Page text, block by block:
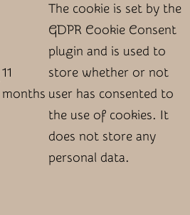
11
months
The cookie is set by the
GDPR Cookie Consent
plugin and is used to
store whether or not
user has consented to
the use of cookies. It
does not store any
personal data.